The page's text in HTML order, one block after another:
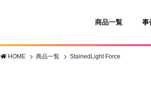
商品一覧 事
HOME 商品一覧 StainedLight Force